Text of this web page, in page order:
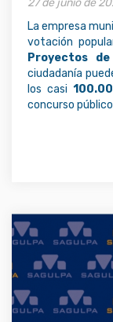
27 de junio de
La empresa
votación
Proyectos
ciudadanía
los casi
concurso